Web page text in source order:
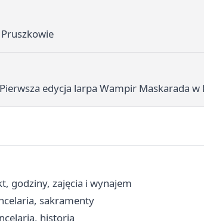
Pierwsza edycja larpa Wampir Maskarada w
godziny, zajęcia i wynajem
sakramenty
historia